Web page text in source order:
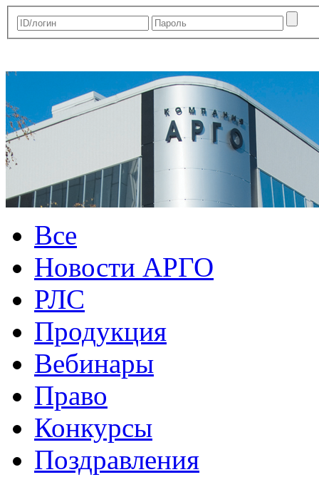
Все
Новости АРГО
РЛС
Продукция
Вебинары
Право
Конкурсы
Поздравления